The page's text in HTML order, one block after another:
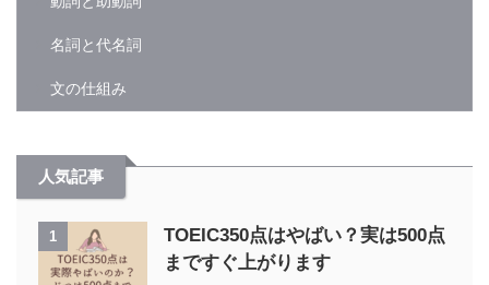
名詞と代名詞
文の仕組み
人気記事
1
TOEIC350点はやばい？実は500点
まですぐ上がります